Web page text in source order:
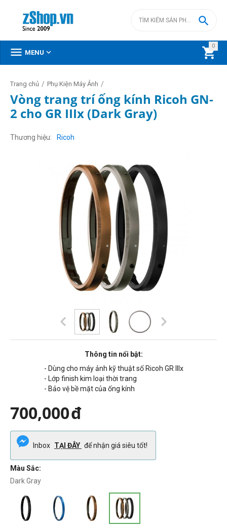
0


 MENU 
Trang chủ / Phụ Kiện Máy Ảnh /
Vòng trang trí ống kính Ricoh GN-
2 cho GR IIIx (Dark Gray)
Thương hiệu Ricoh
Thông tin nổi bật:
- Dùng cho máy ảnh kỹ thuật số Ricoh GR IIIx
- Lớp finish kim loại thời trang
- Bảo vệ bề mặt của ống kính
700,000đ
Inbox TẠI ĐÂY để nhận giá siêu tốt!
Màu Sắc:
Dark Gray